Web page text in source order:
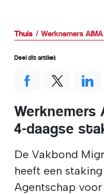
Thuis Werknemers
Werknemers
4-daagse
De Vakbond
heeft een
Agentschap
Deel dit artikel: